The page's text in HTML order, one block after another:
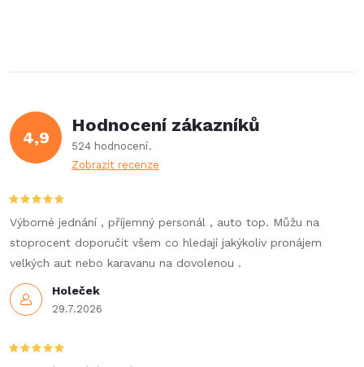
4,9
Hodnocení zákazníků
524 hodnocení
Zobrazit recenze
Holeček
29.7.2026
Výborné jednání , příjemný personál , auto top. Můžu na
stoprocent doporučit všem co hledají jakýkoliv pronájem
velkých aut nebo karavanu na dovolenou .